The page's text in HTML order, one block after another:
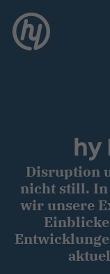
Disruption
nicht still. In
wir unsere